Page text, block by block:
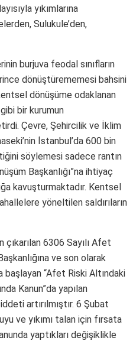
yıkımlarına
Sulukule’den,
burjuva feodal sınıfların
dönüştürememesi bahsini
dönüşüme odaklanan
bir kurumun
Çevre, Şehircilik ve İklim
İstanbul’da 600 bin
söylemesi sadece rantın
Başkanlığı”na ihtiyaç
kavuşturmaktadır. Kentsel
yöneltilen saldırıların
çıkarılan 6306 Sayılı Afet
ve son olarak
başlayan “Afet Riski Altındaki
Kanun”da yapılan
artırılmıştır. 6 Şubat
ve yıkımı talan için fırsata
yaptıkları değişiklikle